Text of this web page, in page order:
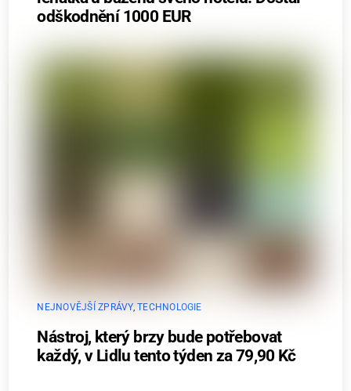
odškodnění 1000 EUR
NEJNOVĚJŠÍ ZPRÁVY,TECHNOLOGIE
Nástroj, který brzy bude potřebovat
každý, v Lidlu tento týden za 79,90 Kč